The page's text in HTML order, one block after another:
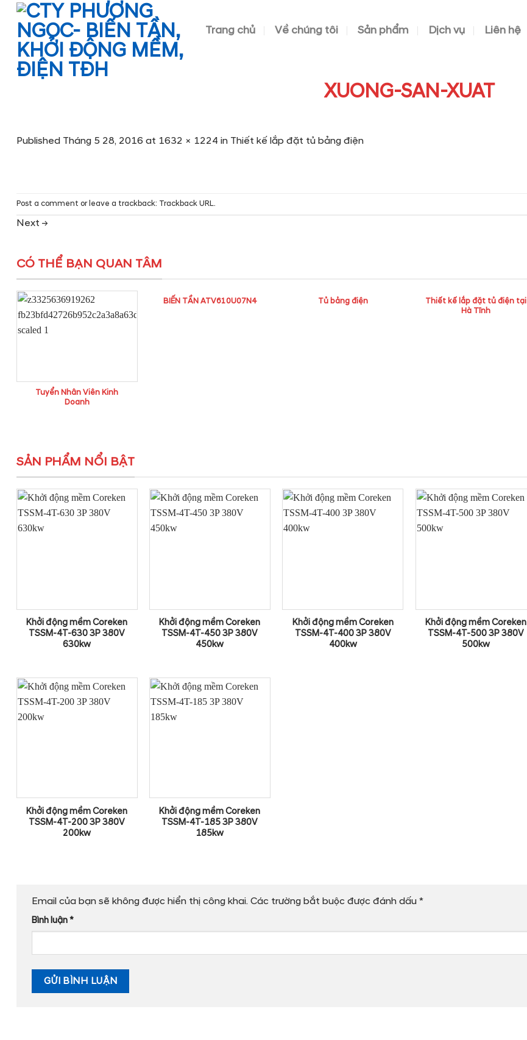
Skip
content
Trang chủ Về chúng tôi Sản phẩm Dịch vụ Liên hệ
XUONG-SAN-XUAT
Published Tháng 5 28, 2016 at 1632 × 1224 in Thiết kế lắp đặt tủ bảng điện
Post a comment or leave a trackback: Trackback URL.
Next →
CÓ THỂ BẠN QUAN TÂM
Tuyển Nhân Viên Kinh
Doanh
BIẾN TẦN ATV610U07N4 Tủ bảng điện
Thiết kế lắp đặt tủ điện tại
Hà Tĩnh
SẢN PHẨM NỔI BẬT
Khởi động mềm Coreken
TSSM-4T-630 3P 380V
630kw
Khởi động mềm Coreken
TSSM-4T-450 3P 380V
450kw
Khởi động mềm Coreken
TSSM-4T-400 3P 380V
400kw
Khởi động mềm Coreken
TSSM-4T-500 3P 380V
500kw
Khởi động mềm Coreken
TSSM-4T-200 3P 380V
200kw
Khởi động mềm Coreken
TSSM-4T-185 3P 380V
185kw
Email của bạn sẽ không được hiển thị công khai. Các trường bắt buộc được đánh dấu *
Bình luận*